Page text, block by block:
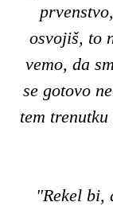
osvojiš, to
vemo, da
se gotovo
tem
"Rekel bi,